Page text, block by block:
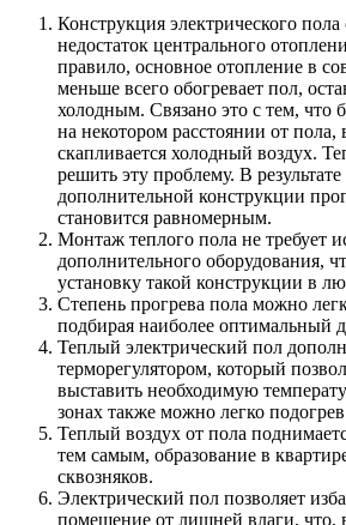
Конструкция электрического пола
недостаток центрального
правило, основное отопление в
меньше всего обогревает пол,
холодным. Связано это с тем, что
на некотором расстоянии от пола,
скапливается холодный воздух.
решить эту проблему. В
дополнительной конструкции
становится равномерным.
Монтаж теплого пола не требует
дополнительного оборудования,
установку такой конструкции в
Степень прогрева пола можно
подбирая наиболее оптимальный
Теплый электрический пол
терморегулятором, который
выставить необходимую
зонах также можно легко
Теплый воздух от пола
тем самым, образование в
сквозняков.
Электрический пол позволяет
помещение от лишней влаги, что,